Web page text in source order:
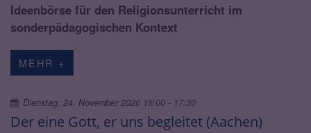
Ideenbörse für den Religionsunterricht im
sonderpädagogischen Kontext
MEHR +
Der eine Gott, er uns begleitet (Aachen)
Dienstag, 24. November 2026 15:00 - 17:30